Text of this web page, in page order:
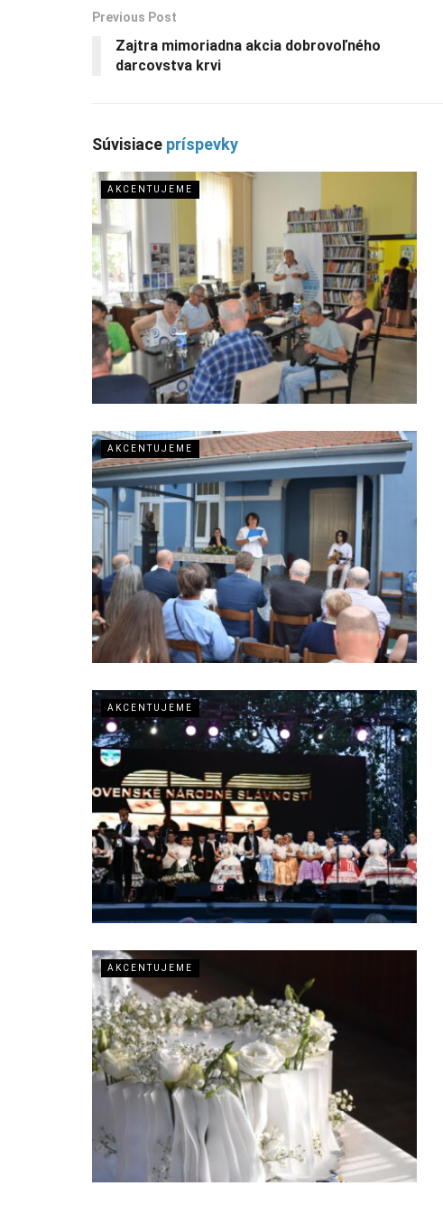
Previous Post
Zajtra mimoriadna akcia dobrovoľného
darcovstva krvi
Súvisiace príspevky
AKCENTUJEME
AKCENTUJEME
AKCENTUJEME
AKCENTUJEME